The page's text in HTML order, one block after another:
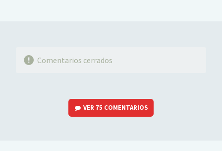
Comentarios cerrados
VER 75 COMENTARIOS